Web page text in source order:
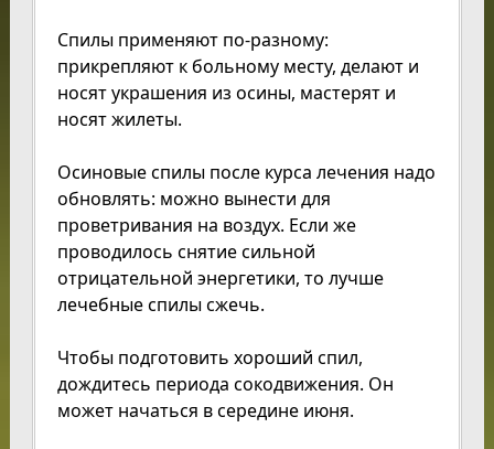
Спилы применяют по-разному:
прикрепляют к больному месту, делают и
носят украшения из осины, мастерят и
носят жилеты.
Осиновые спилы после курса лечения надо
обновлять: можно вынести для
проветривания на воздух. Если же
проводилось снятие сильной
отрицательной энергетики, то лучше
лечебные спилы сжечь.
Чтобы подготовить хороший спил,
дождитесь периода сокодвижения. Он
может начаться в середине июня.